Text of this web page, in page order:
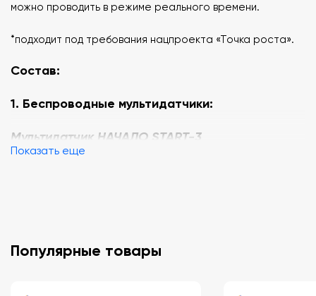
можно проводить в режиме реального времени.
*подходит под требования нацпроекта «Точка роста».
Состав:
1. Беспроводные мультидатчики:
Мультидатчик НАЧАЛО START-3
Датчик температуры.
Показать еще
Популярные товары